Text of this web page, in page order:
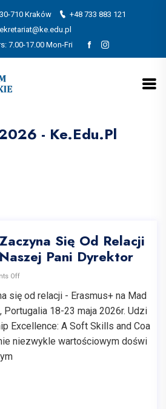
710 Kraków
+48 733 883 121
7.00-17.00 Mon-Fri
- Ke.edu.pl
Się Od Relacji
Pani Dyrektor
Off
się od relacji - Erasmus+ na Mad
Portugalia 18-23 maja 2026r. Udzi
Excellence: A Soft Skills and Coa
niezwykle wartościowym doświ